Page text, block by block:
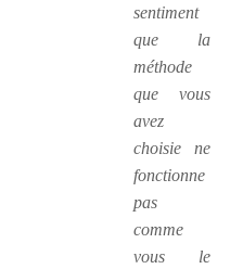
sentiment
que la
méthode
que vous
avez
choisie ne
fonctionne
pas
comme
vous le